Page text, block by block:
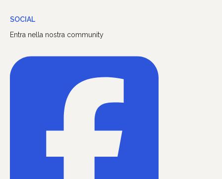
SOCIAL
Entra nella nostra community